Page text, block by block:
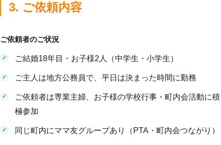
3. ご依頼内容
ご依頼者のご状況
ご結婚18年目・お子様2人（中学生・小学生）
ご主人は地方公務員で、平日は決まった時間に勤務
ご依頼者は専業主婦、お子様の学校行事・町内会活動に積
極参加
同じ町内にママ友グループあり（PTA・町内会つながり）